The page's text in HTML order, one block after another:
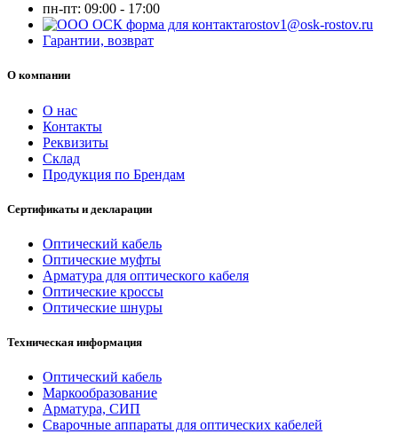
пн-пт: 09:00 - 17:00
rostov1@osk-rostov.ru
Гарантии, возврат
О компании
О нас
Контакты
Реквизиты
Склад
Продукция по Брендам
Сертификаты и декларации
Оптический кабель
Оптические муфты
Арматура для оптического кабеля
Оптические кроссы
Оптические шнуры
Техническая информация
Оптический кабель
Маркообразование
Арматура, СИП
Сварочные аппараты для оптических кабелей